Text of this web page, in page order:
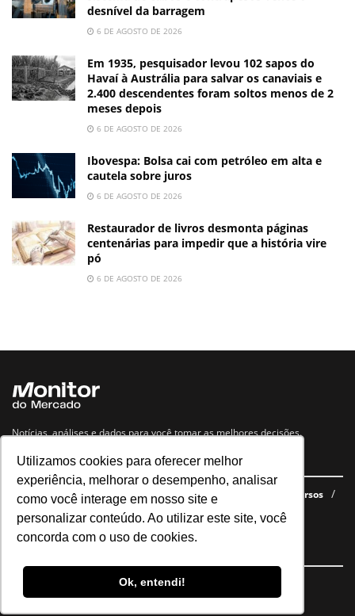
Utilizamos cookies para oferecer melhor
experiência, melhorar o desempenho, analisar
como você interage em nosso site e
personalizar conteúdo. Ao utilizar este site, você
concorda com o uso de cookies.
Ok, entendi!
desnível da barragem
6 DE AGOSTO DE 2026
Em 1935, pesquisador levou 102 sapos do
Havaí à Austrália para salvar os canaviais e
2.400 descendentes foram soltos menos de 2
meses depois
6 DE AGOSTO DE 2026
Ibovespa: Bolsa cai com petróleo em alta e
cautela sobre juros
6 DE AGOSTO DE 2026
Restaurador de livros desmonta páginas
centenárias para impedir que a história vire
pó
6 DE AGOSTO DE 2026
Notícias, análises e dados para você tomar as melhores decisões.
Navegue no site
Últimas notícias Quem somos E-books gratuitos
Cursos
Política de privacidade